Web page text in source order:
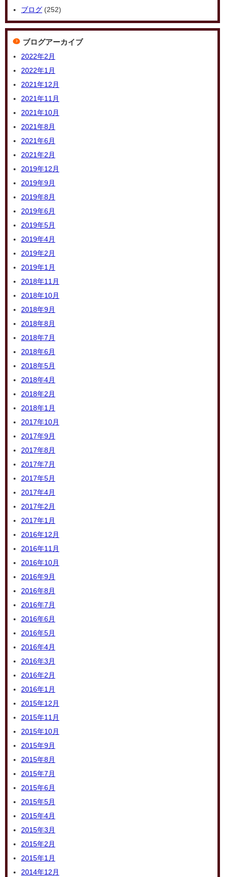
ブログ (252)
ブログアーカイブ
2022年2月
2022年1月
2021年12月
2021年11月
2021年10月
2021年8月
2021年6月
2021年2月
2019年12月
2019年9月
2019年8月
2019年6月
2019年5月
2019年4月
2019年2月
2019年1月
2018年11月
2018年10月
2018年9月
2018年8月
2018年7月
2018年6月
2018年5月
2018年4月
2018年2月
2018年1月
2017年10月
2017年9月
2017年8月
2017年7月
2017年5月
2017年4月
2017年2月
2017年1月
2016年12月
2016年11月
2016年10月
2016年9月
2016年8月
2016年7月
2016年6月
2016年5月
2016年4月
2016年3月
2016年2月
2016年1月
2015年12月
2015年11月
2015年10月
2015年9月
2015年8月
2015年7月
2015年6月
2015年5月
2015年4月
2015年3月
2015年2月
2015年1月
2014年12月